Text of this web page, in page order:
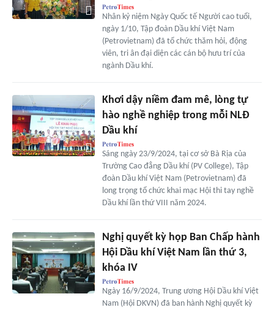
Nhân kỷ niệm Ngày Quốc tế Người cao tuổi,
ngày 1/10, Tập đoàn Dầu khí Việt Nam
(Petrovietnam) đã tổ chức thăm hỏi, động
viên, tri ân đại diện các cán bộ hưu trí của
ngành Dầu khí.
Khơi dậy niềm đam mê, lòng tự
hào nghề nghiệp trong mỗi NLĐ
Dầu khí
Sáng ngày 23/9/2024, tại cơ sở Bà Rịa của
Trường Cao đẳng Dầu khí (PV College), Tập
đoàn Dầu khí Việt Nam (Petrovietnam) đã
long trọng tổ chức khai mạc Hội thi tay nghề
Dầu khí lần thứ VIII năm 2024.
Nghị quyết kỳ họp Ban Chấp hành
Hội Dầu khí Việt Nam lần thứ 3,
khóa IV
Ngày 16/9/2024, Trung ương Hội Dầu khí Việt
Nam (Hội DKVN) đã ban hành Nghị quyết kỳ